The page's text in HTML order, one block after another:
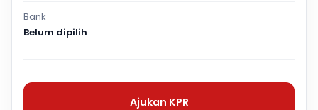
Bank
Belum dipilih
Ajukan KPR